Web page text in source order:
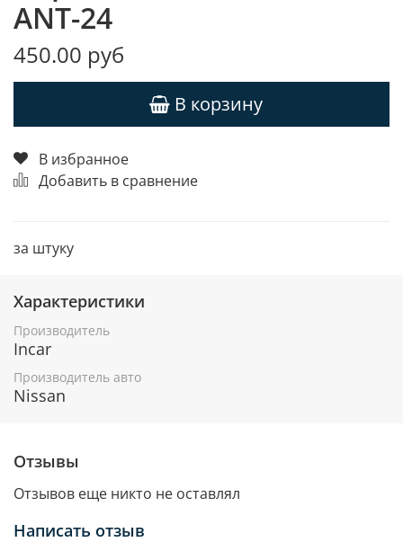
ANT-24
450.00 руб
В корзину
В избранное
Добавить в сравнение
за штуку
Характеристики
Производитель
Incar
Производитель авто
Nissan
Отзывы
Отзывов еще никто не оставлял
Написать отзыв